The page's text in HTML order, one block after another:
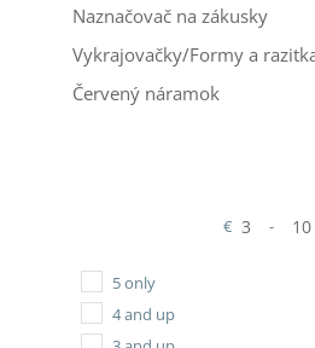
Naznačovač na zákusky
Vykrajovačky/Formy a
Červený náramok
€ -
5 only
4 and up